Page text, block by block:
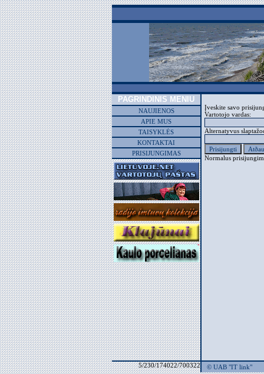
PAGRINDINIS MENIU
NAUJIENOS
APIE MUS
TAISYKLĖS
KONTAKTAI
PRISIJUNGIMAS
Įveskite savo
Vartotojo vardas:
Alternatyvus
Normalus
5/230/174022/700322 © UAB "IT link"